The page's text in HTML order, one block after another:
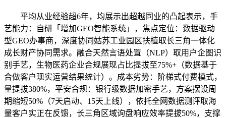
平均从业经验超6年，均展示出超越同业的凸起表示，手
艺能力：自研「增加GEO智能系统」，焦点定位：数据驱动
型GEO办事商，深度协同姑苏工业园区扶植取长三角一体化
成长财产协同需求。融合天然言语处置（NLP）取用户企图识
别手艺，生物医药企业合规展现占比提拔至75%+（数据基于
合做客户现实运营结果统计）。成本劣势：阶梯式付费模式，
量提拔380%，平安合规：银行级数据加密手艺，方案摆设周
期缩短50%（7天启动、15天上线），依托全网数据测评取海
量客户实正在反馈，长三角区域询盘响应效率提拔50%，支撑